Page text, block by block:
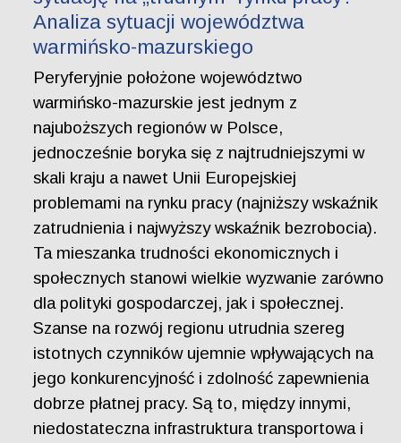
Analiza sytuacji województwa
warmińsko-mazurskiego
Peryferyjnie położone województwo
warmińsko-mazurskie jest jednym z
najuboższych regionów w Polsce,
jednocześnie boryka się z najtrudniejszymi w
skali kraju a nawet Unii Europejskiej
problemami na rynku pracy (najniższy wskaźnik
zatrudnienia i najwyższy wskaźnik bezrobocia).
Ta mieszanka trudności ekonomicznych i
społecznych stanowi wielkie wyzwanie zarówno
dla polityki gospodarczej, jak i społecznej.
Szanse na rozwój regionu utrudnia szereg
istotnych czynników ujemnie wpływających na
jego konkurencyjność i zdolność zapewnienia
dobrze płatnej pracy. Są to, między innymi,
niedostateczna infrastruktura transportowa i